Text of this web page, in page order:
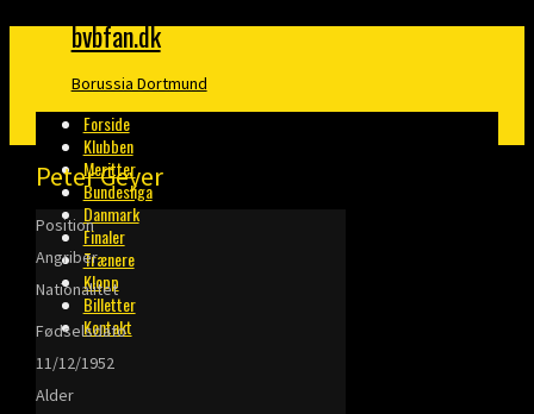
bvbfan.dk
Borussia Dortmund
Forside
Klubben
Meritter
Bundesliga
Danmark
Finaler
Trænere
Klopp
Billetter
Kontakt
Peter Geyer
Position
Angriber
Nationalitet
Fødselsdato
11/12/1952
Alder